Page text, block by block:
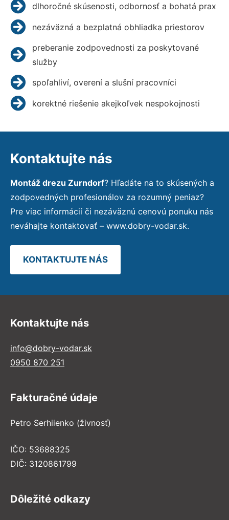
dlhoročné skúsenosti, odbornosť a bohatá prax
nezáväzná a bezplatná obhliadka priestorov
preberanie zodpovednosti za poskytované
služby
spoľahliví, overení a slušní pracovníci
korektné riešenie akejkoľvek nespokojnosti
Kontaktujte nás
Montáž drezu Zurndorf? Hľadáte na to skúsených a
zodpovedných profesionálov za rozumný peniaz?
Pre viac informácií či nezáväznú cenovú ponuku nás
neváhajte kontaktovať – www.dobry-vodar.sk.
KONTAKTUJTE NÁS
Kontaktujte nás
info@dobry-vodar.sk
0950 870 251
Fakturačné údaje
Petro Serhiienko (živnosť)
IČO: 53688325
DIČ: 3120861799
Dôležité odkazy